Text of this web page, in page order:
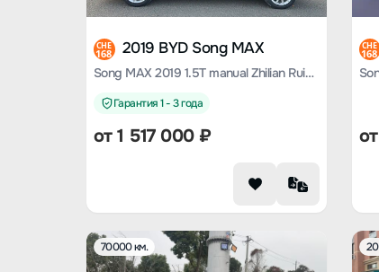
CHE
168 2019 BYD Song MAX
Song MAX 2019 1.5T manual Zhilian Ruiyi 7-seater National V
Гарантия 1 - 3 года
от1 517 000₽
CHE
168
70000 км.